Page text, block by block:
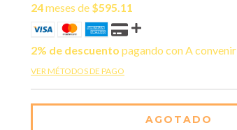
24meses de $595.11
2% de descuento pagando con A convenir
VER MÉTODOS DE PAGO